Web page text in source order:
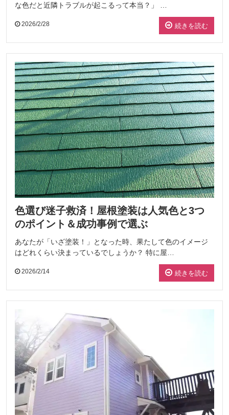
な色だと近隣トラブルが起こるって本当？」 …
2026/2/28 続きを読む
色選び迷子救済！屋根塗装は人気色と3つ
のポイント＆成功事例で選ぶ
あなたが「いざ塗装！」となった時、果たして色のイメージ
はどれくらい決まっているでしょうか？ 特に屋…
2026/2/14 続きを読む